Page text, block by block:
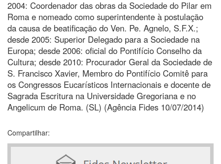
2004: Coordenador das obras da Sociedade do Pilar em
Roma e nomeado como superintendente à postulação
da causa de beatificação do Ven. Pe. Agnelo, S.F.X.;
desde 2005: Superior Delegado para a Sociedade na
Europa; desde 2006: oficial do Pontifício Conselho da
Cultura; desde 2010: Procurador Geral da Sociedade de
S. Francisco Xavier, Membro do Pontifício Comitê para
os Congressos Eucarísticos Internacionais e docente de
Sagrada Escritura na Universidade Gregoriana e no
Angelicum de Roma. (SL) (Agência Fides 10/07/2014)
Compartilhar: